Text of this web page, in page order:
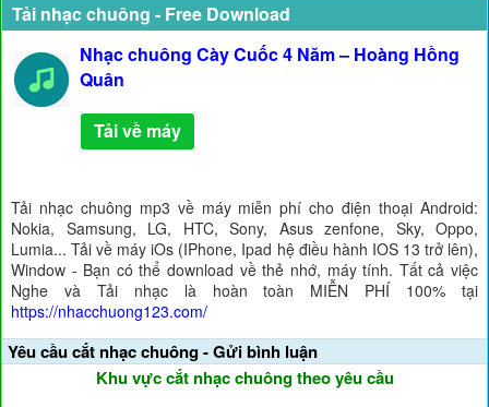
Tải nhạc chuông - Free Download
Nhạc chuông Cày Cuốc 4 Năm – Hoàng Hồng
Quân
Tải về máy
Tải nhạc chuông mp3 về máy miễn phí cho điện thoại Android:
Nokia, Samsung, LG, HTC, Sony, Asus zenfone, Sky, Oppo,
Lumia... Tải về máy iOs (IPhone, Ipad hệ điều hành IOS 13 trở lên),
Window - Bạn có thể download về thẻ nhớ, máy tính. Tất cả việc
Nghe và Tải nhạc là hoàn toàn MIỄN PHÍ 100% tại
https://nhacchuong123.com/
Yêu cầu cắt nhạc chuông - Gửi bình luận
Khu vực cắt nhạc chuông theo yêu cầu